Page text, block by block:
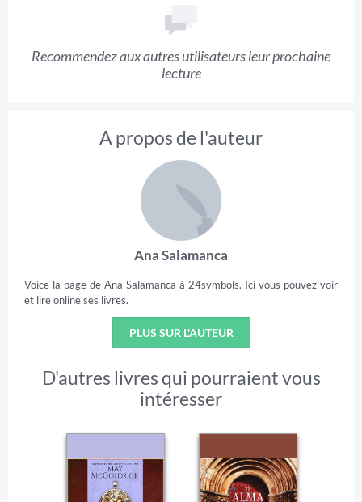
Recommendez aux autres utilisateurs leur prochaine
lecture
A propos de l'auteur
Ana Salamanca
Voice la page de Ana Salamanca à 24symbols. Ici vous pouvez voir
et lire online ses livres.
PLUS SUR L'AUTEUR
D'autres livres qui pourraient vous
intéresser